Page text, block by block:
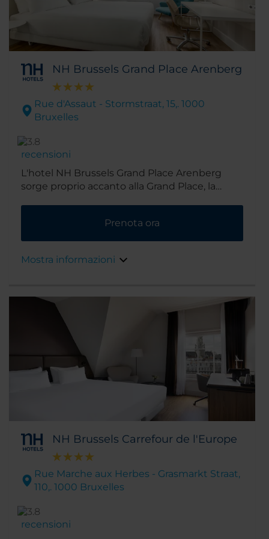
NH Brussels Grand Place Arenberg
Rue d'Assaut - Stormstraat, 15,. 1000
Bruxelles
recensioni
L'hotel NH Brussels Grand Place Arenberg
sorge proprio accanto alla Grand Place, la
trasporti pubblici, lo rende una scelta ideale
sia per chi viaggia per lavoro che per piacere.
Prenota ora
Mostra informazioni
NH Brussels Carrefour de l'Europe
Rue Marche aux Herbes - Grasmarkt Straat,
110,. 1000 Bruxelles
recensioni